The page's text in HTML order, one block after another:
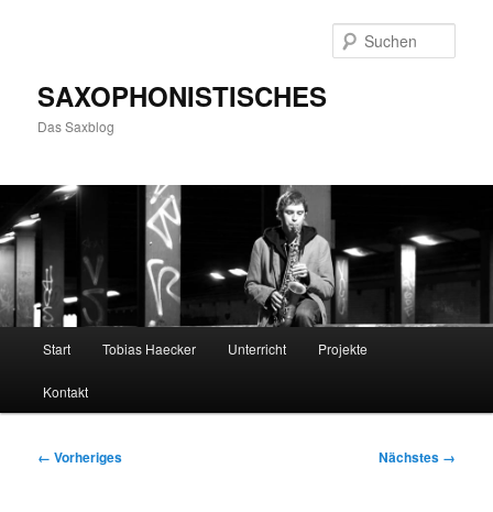
SAXOPHONISTISCHES
Das Saxblog
Start Tobias Haecker Unterricht Projekte
Kontakt
Bilder-
← Vorheriges Nächstes →